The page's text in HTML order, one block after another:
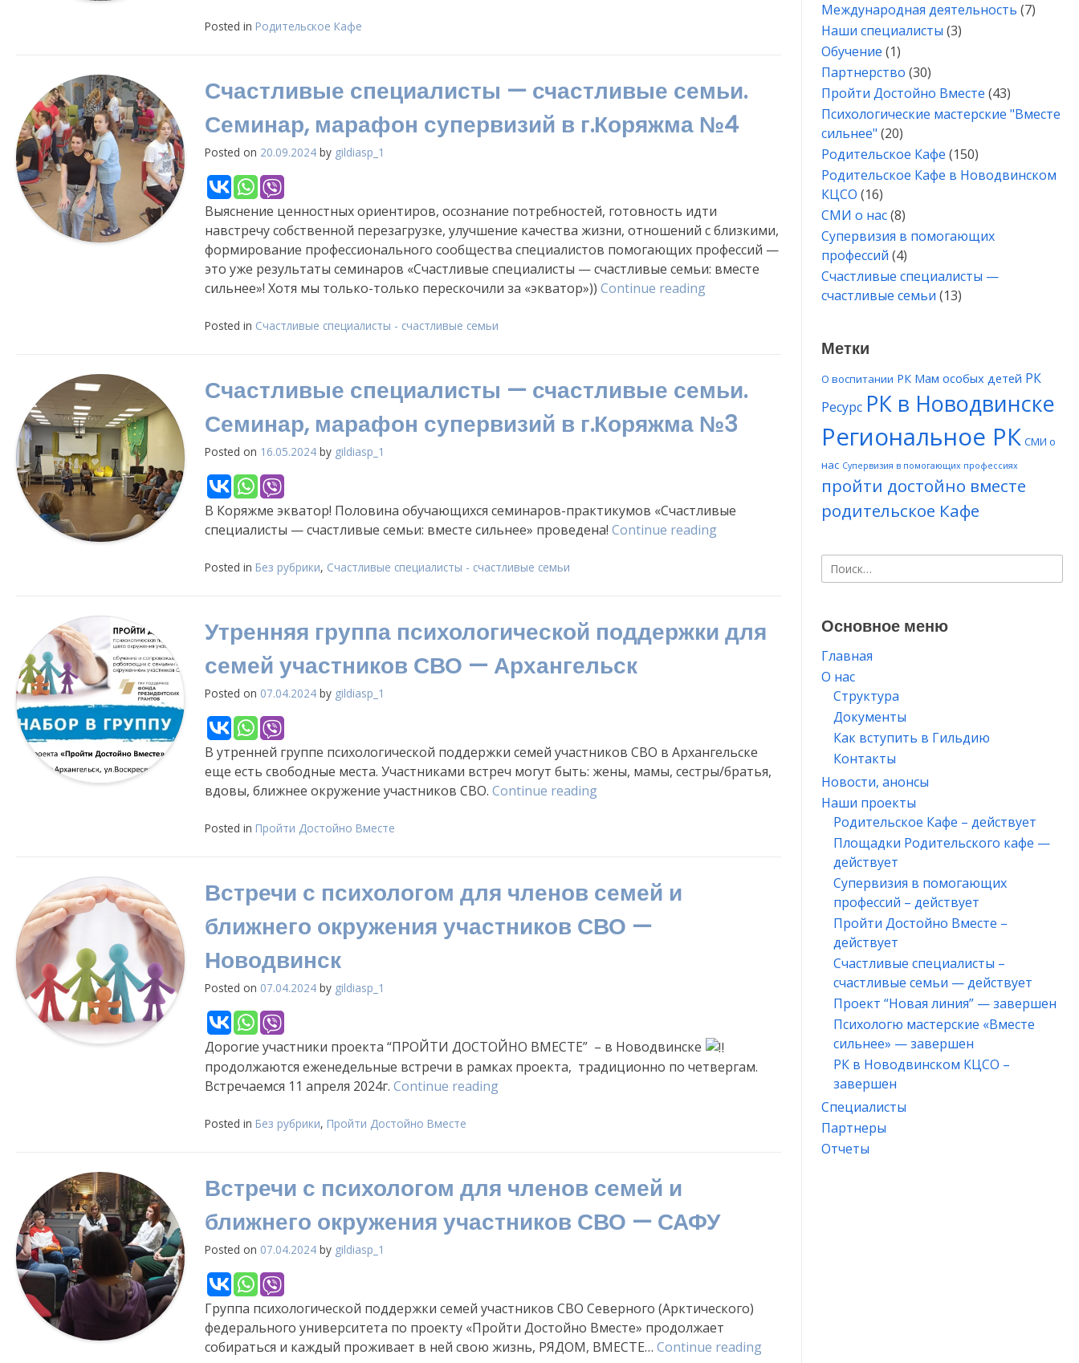
волонтеров-
психологов
Родительского
продолжаются»
Posted in Родительское Кафе
Счастливые специалисты — счастливые семьи.
Семинар, марафон супервизий в г.Коряжма №4
Posted on 20.09.2024by gildiasp_1
Выяснение ценностных ориентиров, осознание потребностей, готовность идти
навстречу собственной перезагрузке, улучшение качества жизни, отношений с близкими,
формирование профессионального сообщества специалистов помогающих профессий —
это уже результаты семинаров «Счастливые специалисты — счастливые семьи: вместе
сильнее»! Хотя мы только-только перескочили за «экватор»)) Continue reading«Счастливые
Семинар,
марафон
супервизий
Posted in Счастливые специалисты - счастливые семьи
Счастливые специалисты — счастливые семьи.
Семинар, марафон супервизий в г.Коряжма №3
Posted on 16.05.2024by gildiasp_1
В Коряжме экватор! Половина обучающихся семинаров-практикумов «Счастливые
специалисты — счастливые семьи: вместе сильнее» проведена! Continue reading«Счастливые
Семинар,
марафон
Posted in Без рубрики, Счастливые специалисты - счастливые семьи
Утренняя группа психологической поддержки для
семей участников СВО — Архангельск
Posted on 07.04.2024by gildiasp_1
В утренней группе психологической поддержки семей участников СВО в Архангельске
еще есть свободные места. Участниками встреч могут быть: жены, мамы, сестры/братья,
вдовы, ближнее окружение участников СВО. Continue reading«Утренняя
семей
участников
СВО
Posted in Пройти Достойно Вместе
Встречи с психологом для членов семей и
ближнего окружения участников СВО —
Новодвинск
Posted on 07.04.2024by gildiasp_1
Дорогие участники проекта “ПРОЙТИ ДОСТОЙНО ВМЕСТЕ” – в Новодвинске
продолжаются еженедельные встречи в рамках проекта, традиционно по четвергам.
Встречаемся 11 апреля 2024г. Continue reading«Встречи
семей
и
ближнего
Новодвинск»
Posted in Без рубрики, Пройти Достойно Вместе
Встречи с психологом для членов семей и
ближнего окружения участников СВО — САФУ
Posted on 07.04.2024by gildiasp_1
Группа психологической поддержки семей участников СВО Северного (Арктического)
федерального университета по проекту «Пройти Достойно Вместе» продолжает
собираться и каждый проживает в ней свою жизнь, РЯДОМ, ВМЕСТЕ… Continue reading«Встречи
Международная деятельность (7)
Наши специалисты (3)
Обучение (1)
Партнерство (30)
Пройти Достойно Вместе (43)
Психологические мастерские "Вместе
сильнее" (20)
Родительское Кафе (150)
Родительское Кафе в Новодвинском
КЦСО (16)
СМИ о нас(8)
Супервизия в помогающих
профессий (4)
Счастливые специалисты —
счастливые семьи (13)
Метки
О воспитании РК Мам особых детей РК
Ресурс РК в Новодвинске
Региональное РК СМИ о
нас Супервизия в помогающих профессиях
пройти достойно вместе
родительское Кафе
Найти:
Основное меню
Главная
О нас
Структура
Документы
Как вступить в Гильдию
Контакты
Новости, анонсы
Наши проекты
Родительское Кафе – действует
Площадки Родительского кафе —
действует
Супервизия в помогающих
профессий – действует
Пройти Достойно Вместе –
действует
Счастливые специалисты –
счастливые семьи — действует
Проект “Новая линия” — завершен
Психологю мастерские «Вместе
сильнее» — завершен
РК в Новодвинском КЦСО –
завершен
Специалисты
Партнеры
Отчеты